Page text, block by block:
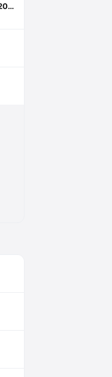
Crimes Contra Mulheres: Lei Maria da Penha, Crimes Sexuais e Feminicídio (2023) Capa comum 8 janeiro 2023